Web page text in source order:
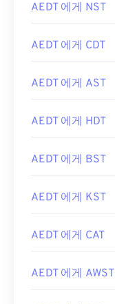
AEDT 에게 NST
AEDT 에게 CDT
AEDT 에게 AST
AEDT 에게 HDT
AEDT 에게 BST
AEDT 에게 KST
AEDT 에게 CAT
AEDT 에게 AWST